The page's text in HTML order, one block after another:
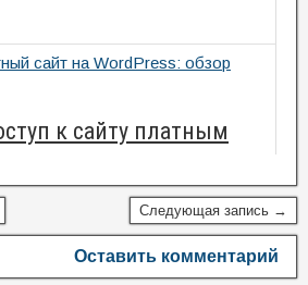
к сайту платным
Следующая запись →
Оставить комментарий